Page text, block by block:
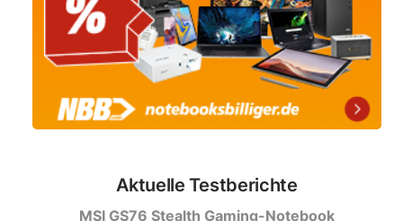
Aktuelle Testberichte
MSI GS76 Stealth Gaming-Notebook